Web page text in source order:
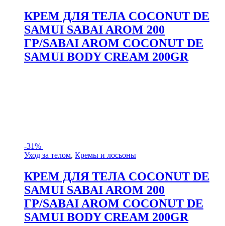
КРЕМ ДЛЯ ТЕЛА COCONUT DE
SAMUI SABAI AROM 200
ГР/SABAI AROM COCONUT DE
SAMUI BODY CREAM 200GR
-31%
Уход за телом, Кремы и лосьоны
КРЕМ ДЛЯ ТЕЛА COCONUT DE
SAMUI SABAI AROM 200
ГР/SABAI AROM COCONUT DE
SAMUI BODY CREAM 200GR